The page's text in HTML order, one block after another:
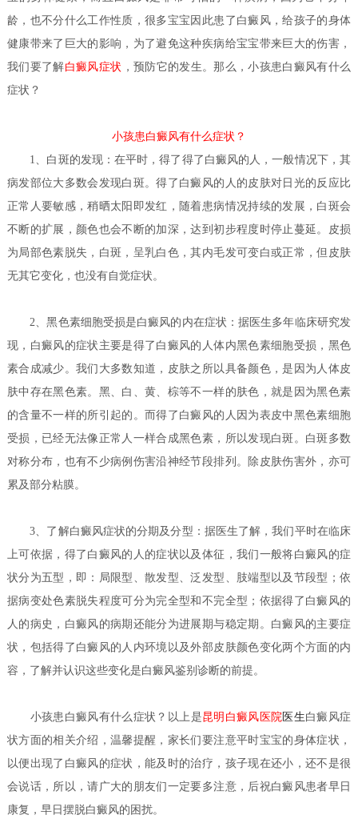
龄，也不分什么工作性质，很多宝宝因此患了白癜风，给孩子的身体
健康带来了巨大的影响，为了避免这种疾病给宝宝带来巨大的伤害，
我们要了解白癜风症状 ，预防它的发生。那么，小孩患白癜风有什么
症状？
小孩患白癜风有什么症状？
1、白斑的发现：在平时，得了得了白癜风的人，一般情况下，其
病发部位大多数会发现白斑。得了白癜风的人的皮肤对日光的反应比
正常人要敏感，稍晒太阳即发红，随着患病情况持续的发展，白斑会
不断的扩展，颜色也会不断的加深，达到初步程度时停止蔓延。皮损
为局部色素脱失，白斑，呈乳白色，其内毛发可变白或正常，但皮肤
无其它变化，也没有自觉症状。
2、黑色素细胞受损是白癜风的内在症状：据医生多年临床研究发
现，白癜风的症状主要是得了白癜风的人体内黑色素细胞受损，黑色
素合成减少。我们大多数知道，皮肤之所以具备颜色，是因为人体皮
肤中存在黑色素。黑、白、黄、棕等不一样的肤色，就是因为黑色素
的含量不一样的所引起的。而得了白癜风的人因为表皮中黑色素细胞
受损，已经无法像正常人一样合成黑色素，所以发现白斑。白斑多数
对称分布，也有不少病例伤害沿神经节段排列。除皮肤伤害外，亦可
累及部分粘膜。
3、了解白癜风症状的分期及分型：据医生了解，我们平时在临床
上可依据，得了白癜风的人的症状以及体征，我们一般将白癜风的症
状分为五型，即：局限型、散发型、泛发型、肢端型以及节段型；依
据病变处色素脱失程度可分为完全型和不完全型；依据得了白癜风的
人的病史，白癜风的病期还能分为进展期与稳定期。白癜风的主要症
状，包括得了白癜风的人内环境以及外部皮肤颜色变化两个方面的内
容，了解并认识这些变化是白癜风鉴别诊断的前提。
小孩患白癜风有什么症状？ 以上是昆明白癜风医院 医生白癜风症
状方面的相关介绍，温馨提醒，家长们要注意平时宝宝的身体症状，
以便出现了白癜风的症状，能及时的治疗，孩子现在还小，还不是很
会说话，所以，请广大的朋友们一定要多注意，后祝白癜风患者早日
康复，早日摆脱白癜风的困扰。